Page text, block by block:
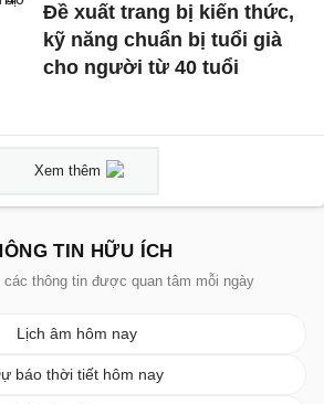
Đề xuất trang bị kiến thức,
kỹ năng chuẩn bị tuổi già
cho người từ 40 tuổi
Xem thêm
TIN HỮU ÍCH
các thông tin được quan tâm mỗi ngày
Lịch âm hôm nay
báo thời tiết hôm nay